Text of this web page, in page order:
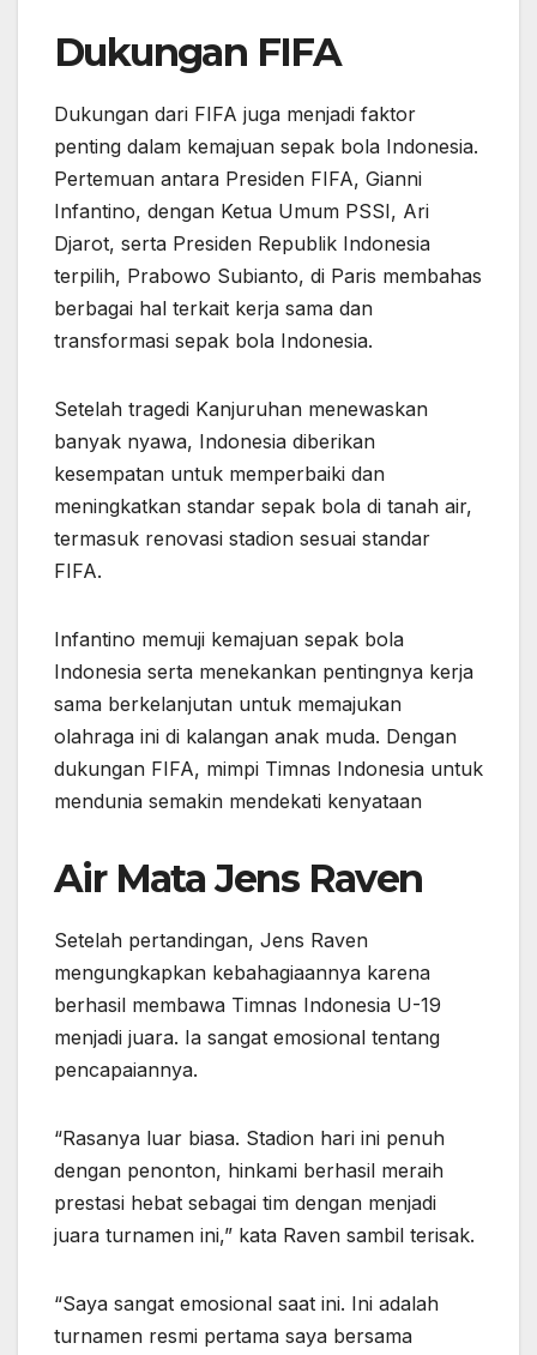
Dukungan FIFA
Dukungan dari FIFA juga menjadi faktor
penting dalam kemajuan sepak bola Indonesia.
Pertemuan antara Presiden FIFA, Gianni
Infantino, dengan Ketua Umum PSSI, Ari
Djarot, serta Presiden Republik Indonesia
terpilih, Prabowo Subianto, di Paris membahas
berbagai hal terkait kerja sama dan
transformasi sepak bola Indonesia.
Setelah tragedi Kanjuruhan menewaskan
banyak nyawa, Indonesia diberikan
kesempatan untuk memperbaiki dan
meningkatkan standar sepak bola di tanah air,
termasuk renovasi stadion sesuai standar
FIFA.
Infantino memuji kemajuan sepak bola
Indonesia serta menekankan pentingnya kerja
sama berkelanjutan untuk memajukan
olahraga ini di kalangan anak muda. Dengan
dukungan FIFA, mimpi Timnas Indonesia untuk
mendunia semakin mendekati kenyataan
Air Mata Jens Raven
Setelah pertandingan, Jens Raven
mengungkapkan kebahagiaannya karena
berhasil membawa Timnas Indonesia U-19
menjadi juara. Ia sangat emosional tentang
pencapaiannya.
“Rasanya luar biasa. Stadion hari ini penuh
dengan penonton, hinkami berhasil meraih
prestasi hebat sebagai tim dengan menjadi
juara turnamen ini,” kata Raven sambil terisak.
“Saya sangat emosional saat ini. Ini adalah
turnamen resmi pertama saya bersama